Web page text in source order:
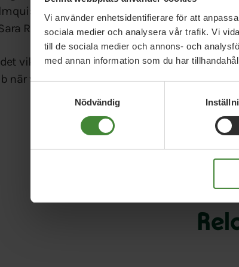
Vi använder enhetsidentifierare för att
sociala medier och analysera vår trafik. Vi
till de sociala medier och annons- och
med annan information som du har
Nödvändig
förvaltningschef, bjöd på en
Raning, Ylva Rudling, Karin Färnlöf Clarin
det viktigt att samla så mycket information
när vi kommit in i Regionfullmäktige.